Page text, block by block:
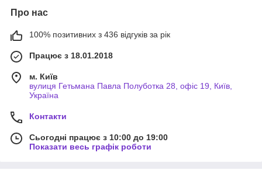
Про нас
100% позитивних з 436 відгуків за рік
Працює з 18.01.2018
м. Київ
вулиця Гетьмана Павла Полуботка 28, офіс 19, Київ,
Україна
Контакти
Сьогодні працює з 10:00 до 19:00
Показати весь графік роботи